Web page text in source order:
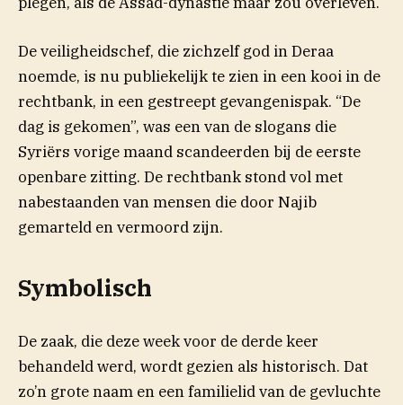
De veiligheidschef, die zichzelf god in Deraa
noemde, is nu publiekelijk te zien in een kooi in de
rechtbank, in een gestreept gevangenispak. “De
dag is gekomen”, was een van de slogans die
Syriërs vorige maand scandeerden(opent in nieuw
bij de eerste
openbare zitting. De rechtbank stond vol met
nabestaanden van mensen die door Najib
gemarteld en vermoord zijn.
Symbolisch
De zaak, die deze week voor de derde keer
behandeld werd, wordt gezien als historisch. Dat
zo’n grote naam en een familielid van de gevluchte